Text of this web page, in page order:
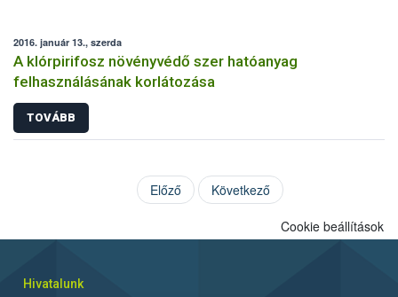
2016. január 13., szerda
A klórpirifosz növényvédő szer hatóanyag
felhasználásának korlátozása
TOVÁBB
Előző Következő
Cookie beállítások
Hivatalunk